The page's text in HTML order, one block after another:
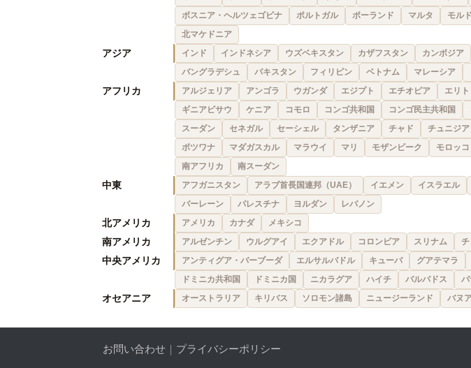
ボスニア・ヘルツェゴビナ
ポルトガル ポーランド マルタ モル
北マケドニア
アジア インド インドネシア ウズベキスタン カザフスタン カンボジア
バングラデシュ
パキスタン フィリピン ベトナム マレーシア
アフリカ アルジェリア アンゴラ ウガンダ エジプト エチオピア エリ
ギニアビサウ
ケニア コモロ コンゴ共和国 コンゴ民主共和国
スーダン
セネガル セーシェル タンザニア チャド チュニジア
ボツワナ
マダガスカル マラウイ マリ モザンビーク モロッコ
南アフリカ
南スーダン
中東 アフガニスタン アラブ首長国連邦（UAE） イエメン イスラエル
バーレーン
パレスチナ ヨルダン レバノン
北アメリカ アメリカ カナダ メキシコ
南アメリカ アルゼンチン ウルグアイ エクアドル コロンビア スリナム チ
中央アメリカ アンティグア・バーブーダ エルサルバドル キューバ グアテマラ
ドミニカ共和国
ドミニカ国 ニカラグア ハイチ バルバドス
オセアニア オーストラリア キリバス ソロモン諸島 ニュージーランド バヌ
お問い合わせ ｜ プライバシーポリシー